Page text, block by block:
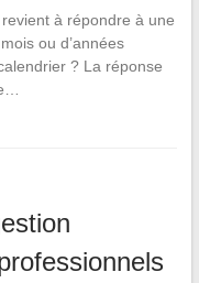
à répondre à une
ou d’années
? La réponse